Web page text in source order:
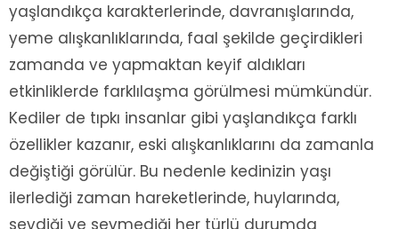
yaşlandıkça karakterlerinde, davranışlarında,
yeme alışkanlıklarında, faal şekilde geçirdikleri
zamanda ve yapmaktan keyif aldıkları
etkinliklerde farklılaşma görülmesi mümkündür.
Kediler de tıpkı insanlar gibi yaşlandıkça farklı
özellikler kazanır, eski alışkanlıklarını da zamanla
değiştiği görülür. Bu nedenle kedinizin yaşı
ilerlediği zaman hareketlerinde, huylarında,
sevdiği ve sevmediği her türlü durumda